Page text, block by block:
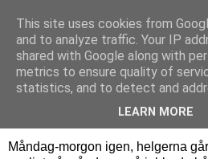
Bagerskan
tisdag 18 maj 2010
Praktik - dag 10
Måndag-morgon igen, helgerna
This site uses cookies from
and to analyze traffic. Your IP
shared with Google along with
metrics to ensure quality of
statistics, and to detect and
LEARN MORE